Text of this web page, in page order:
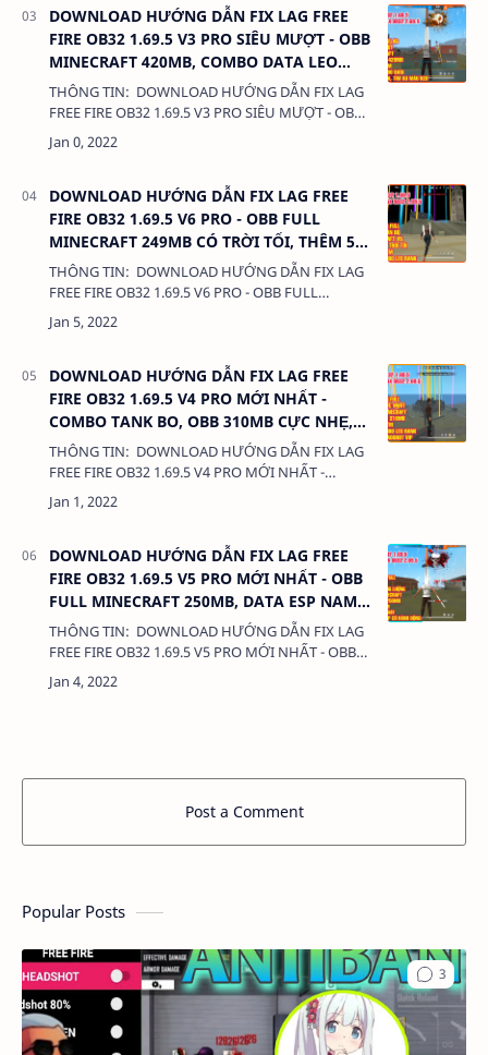
DOWNLOAD HƯỚNG DẪN FIX LAG FREE
FIRE OB32 1.69.5 V3 PRO SIÊU MƯỢT - OBB
MINECRAFT 420MB, COMBO DATA LEO
RANK VIP
THÔNG TIN: DOWNLOAD HƯỚNG DẪN FIX LAG
FREE FIRE OB32 1.69.5 V3 PRO SIÊU MƯỢT - OBB
MINECRAFT 420MB, COMBO DATA LEO RANK VIP
DOWNLOAD HƯỚNG DẪN FIX LAG FREE
FIRE OB32 1.69.5 V6 PRO - OBB FULL
MINECRAFT 249MB CÓ TRỜI TỐI, THÊM 5
COMBO DATA MỚI
THÔNG TIN: DOWNLOAD HƯỚNG DẪN FIX LAG
FREE FIRE OB32 1.69.5 V6 PRO - OBB FULL
MINECRAFT 249MB CÓ TRỜI TỐI, THÊM 5 COMBO
DOWNLOAD HƯỚNG DẪN FIX LAG FREE
FIRE OB32 1.69.5 V4 PRO MỚI NHẤT -
COMBO TANK BO, OBB 310MB CỰC NHẸ,
CỰC MUỌT
THÔNG TIN: DOWNLOAD HƯỚNG DẪN FIX LAG
FREE FIRE OB32 1.69.5 V4 PRO MỚI NHẤT -
COMBO TANK BO, OBB 310MB CỰC NHẸ, CỰC
MUỌT 380 Kb LIÊN KẾT: - DATA CÀI THÊM LOẠI 1:
DOWNLOAD HƯỚNG DẪN FIX LAG FREE
FIRE OB32 1.69.5 V5 PRO MỚI NHẤT - OBB
FULL MINECRAFT 250MB, DATA ESP NAME
CÓ HÀNH ĐÔNG
THÔNG TIN: DOWNLOAD HƯỚNG DẪN FIX LAG
FREE FIRE OB32 1.69.5 V5 PRO MỚI NHẤT - OBB
FULL MINECRAFT 250MB, DATA ESP NAME CÓ
Post a Comment
Popular Posts